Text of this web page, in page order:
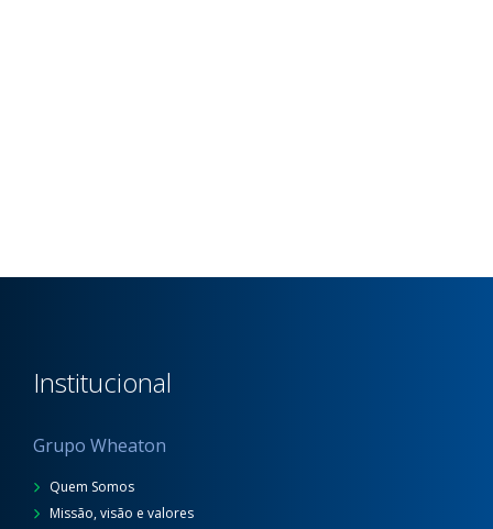
Institucional
Grupo Wheaton
Quem Somos
Missão, visão e valores